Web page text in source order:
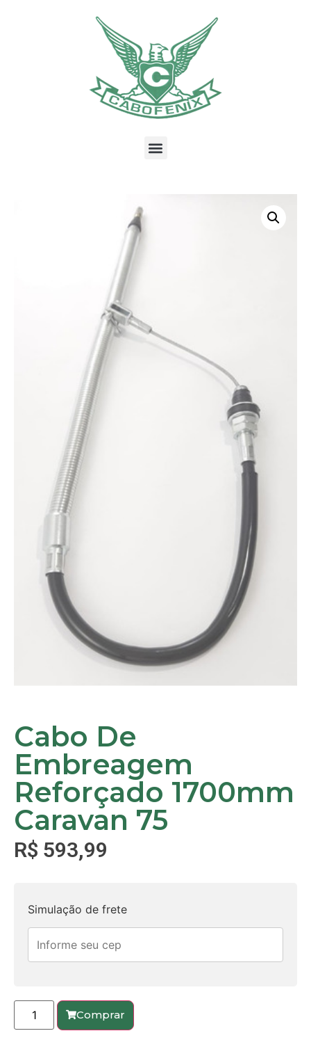
Cabo De
Embreagem
Reforçado 1700mm
Caravan 75
R$ 593,99
Simulação de frete
Comprar